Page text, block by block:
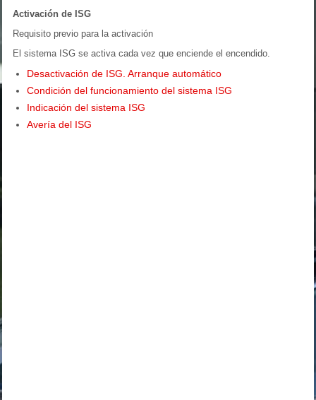
Activación de ISG
Requisito previo para la activación
El sistema ISG se activa cada vez que enciende el encendido.
Desactivación de ISG. Arranque automático
Condición del funcionamiento del sistema ISG
Indicación del sistema ISG
Avería del ISG